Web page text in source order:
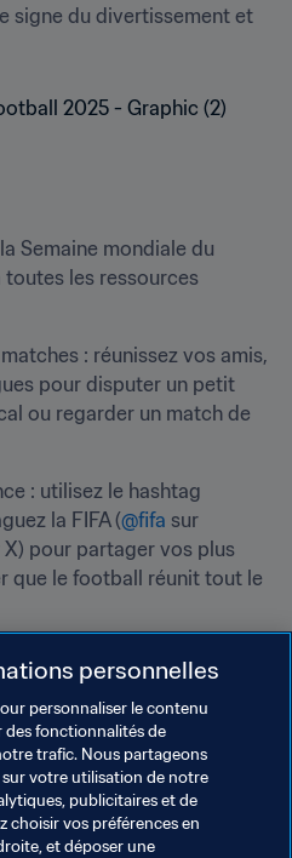
signe du divertissement et
Semaine mondiale du
les ressources
pour disputer un petit
ou regarder un match de
: utilisez le hashtag
la FIFA (@fifa sur
X) pour partager vos plus
que le football réunit tout le
Président de la FIFA
Organisation
personnelles
personnaliser le contenu
fonctionnalités de
trafic. Nous partageons
votre utilisation de notre
publicitaires et de
choisir vos préférences en
et déposer une